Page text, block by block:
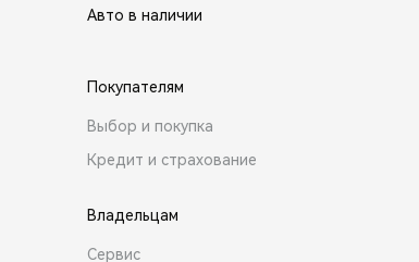
Авто в наличии
Покупателям
Выбор и покупка
Кредит и страхование
Владельцам
Сервис